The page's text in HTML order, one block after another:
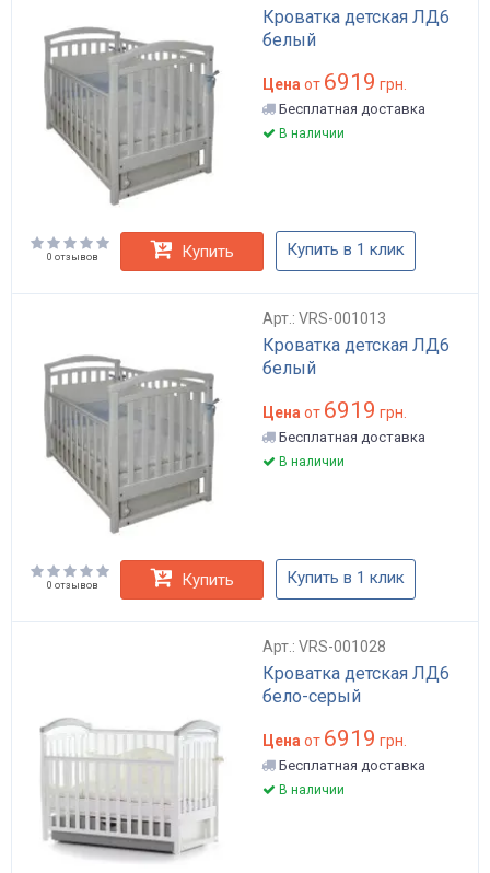
Кроватка детская ЛД6
белый
Цена от 6919 грн.
Бесплатная доставка
В наличии
0 отзывов Купить Купить в 1 клик
Арт.: VRS-001013
Кроватка детская ЛД6
белый
Цена от 6919 грн.
Бесплатная доставка
В наличии
0 отзывов Купить Купить в 1 клик
Арт.: VRS-001028
Кроватка детская ЛД6
бело-серый
Цена от 6919 грн.
Бесплатная доставка
В наличии